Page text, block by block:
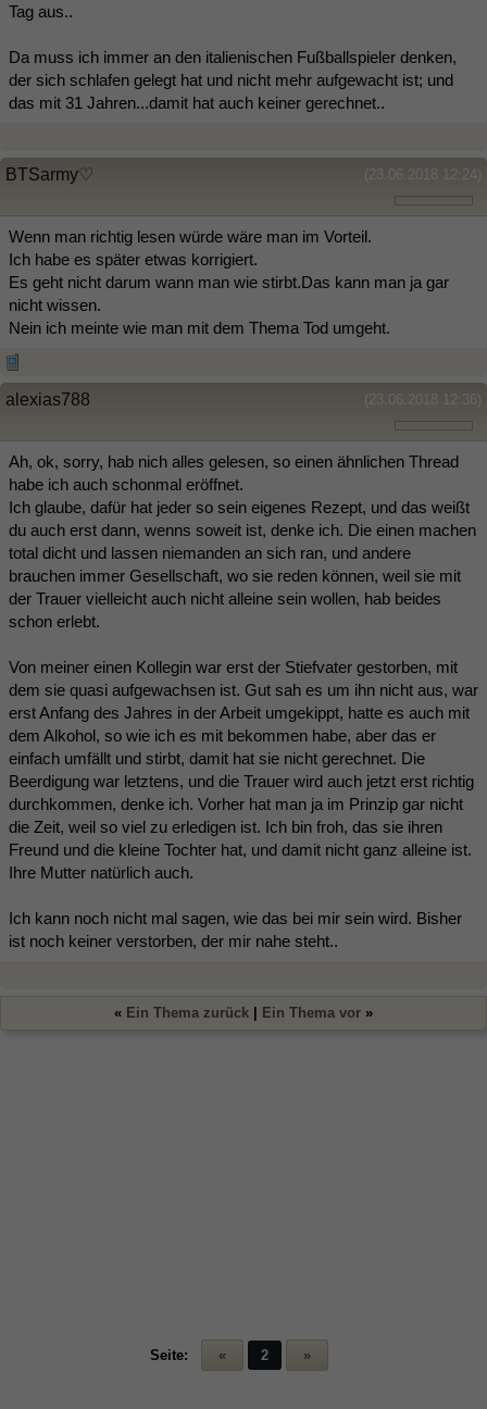
Tag aus..
Da muss ich immer an den italienischen Fußballspieler denken,
der sich schlafen gelegt hat und nicht mehr aufgewacht ist; und
das mit 31 Jahren...damit hat auch keiner gerechnet..
(23.06.2018 12:24)
BTSarmy♡
Wenn man richtig lesen würde wäre man im Vorteil.
Ich habe es später etwas korrigiert.
Es geht nicht darum wann man wie stirbt.Das kann man ja gar
nicht wissen.
Nein ich meinte wie man mit dem Thema Tod umgeht.
(23.06.2018 12:36)
alexias788
Ah, ok, sorry, hab nich alles gelesen, so einen ähnlichen Thread
habe ich auch schonmal eröffnet.
Ich glaube, dafür hat jeder so sein eigenes Rezept, und das weißt
du auch erst dann, wenns soweit ist, denke ich. Die einen machen
total dicht und lassen niemanden an sich ran, und andere
brauchen immer Gesellschaft, wo sie reden können, weil sie mit
der Trauer vielleicht auch nicht alleine sein wollen, hab beides
schon erlebt.
Von meiner einen Kollegin war erst der Stiefvater gestorben, mit
dem sie quasi aufgewachsen ist. Gut sah es um ihn nicht aus, war
erst Anfang des Jahres in der Arbeit umgekippt, hatte es auch mit
dem Alkohol, so wie ich es mit bekommen habe, aber das er
einfach umfällt und stirbt, damit hat sie nicht gerechnet. Die
Beerdigung war letztens, und die Trauer wird auch jetzt erst richtig
durchkommen, denke ich. Vorher hat man ja im Prinzip gar nicht
die Zeit, weil so viel zu erledigen ist. Ich bin froh, das sie ihren
Freund und die kleine Tochter hat, und damit nicht ganz alleine ist.
Ihre Mutter natürlich auch.
Ich kann noch nicht mal sagen, wie das bei mir sein wird. Bisher
ist noch keiner verstorben, der mir nahe steht..
« Ein Thema zurück Ein Thema vor »
Seite: « 2 »